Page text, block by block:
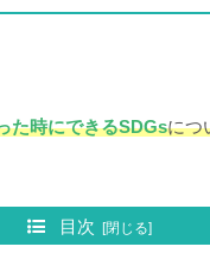
た時にできるSDGsにつ
目次